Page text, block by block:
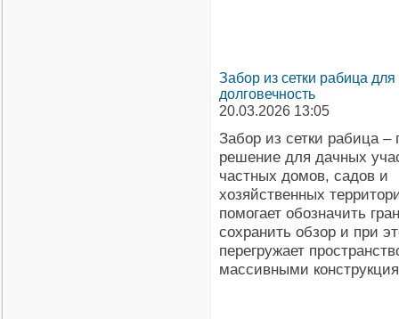
Забор из сетки рабица
долговечность
20.03.2026 13:05
Забор из сетки рабица –
решение для дачных
частных домов, садов и
хозяйственных
помогает обозначить
сохранить обзор и при
перегружает
массивными